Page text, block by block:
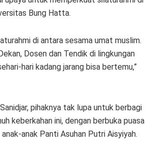
Bung Hatta.
di antara sesama umat muslim.
Dosen dan Tendik di lingkungan
hari kadang jarang bisa bertemu,”
pihaknya tak lupa untuk berbagi
keberkahan ini, dengan berbuka puasa
anak Panti Asuhan Putri Aisyiyah.